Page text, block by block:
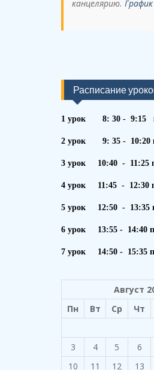
канцелярию.
Расписание
1 урок 8: 30 - 9:15
2 урок 9: 35 - 10:20
3 урок 10:40 - 11:25
4 урок 11:45 - 12:30
5 урок 12:50 - 13:35
6 урок 13:55 - 14:40
7 урок 14:50 - 15:35
Август
Пн
Вт Ср Чт
3
4 5 6
10
11 12 13